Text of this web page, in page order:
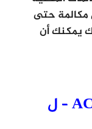
مكالمة حتى
يمكنك أن
برنامج تسجيل المكالمات ACR – ل